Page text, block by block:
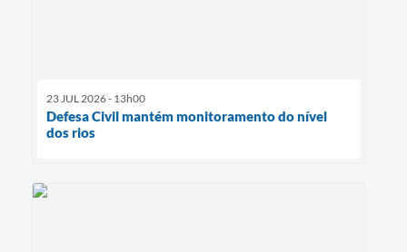
23 JUL 2026 - 13h00
Defesa Civil mantém monitoramento do nível
dos rios